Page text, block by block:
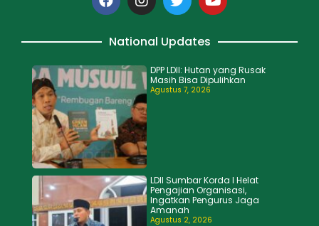
National Updates
DPP LDII: Hutan yang Rusak
Masih Bisa Dipulihkan
Agustus 7, 2026
LDII Sumbar Korda I Helat
Pengajian Organisasi,
Ingatkan Pengurus Jaga
Amanah
Agustus 2, 2026